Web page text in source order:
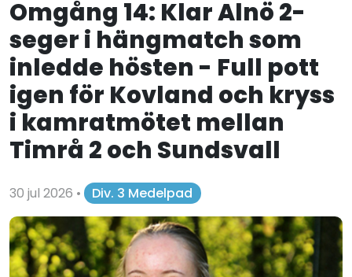
Omgång 14: Klar Alnö 2-
seger i hängmatch som
inledde hösten - Full pott
igen för Kovland och kryss
i kamratmötet mellan
Timrå 2 och Sundsvall
30 jul 2026 • Div. 3 Medelpad